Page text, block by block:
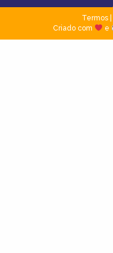
Termos|
Criado com
e